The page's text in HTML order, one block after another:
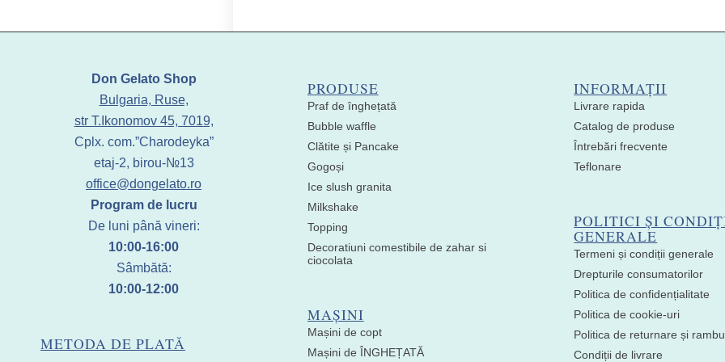
Don Gelato Shop
Bulgaria, Ruse,
str T.Ikonomov 45, 7019,
Cplx. com.”Charodeyka”
etaj-2, birou-№13
office@dongelato.ro
Program de lucru
De luni până vineri:
10:00-16:00
Sâmbătă:
10:00-12:00
METODA DE PLATĂ
PRODUSE
Praf de înghețată
Bubble waffle
Clătite și Pancake
Gogoși
Ice slush granita
Milkshake
Topping
Decoratiuni comestibile de zahar si
ciocolata
MAȘINI
Mașini de copt
Mașini de ÎNGHEȚATĂ
INFORMAȚII
Livrare rapida
Catalog de produse
Întrebări frecvente
Teflonare
POLITICI ȘI
GENERALE
Termeni și condiții generale
Drepturile consumatorilor
Politica de confidențialitate
Politica de cookie-uri
Politica de returnare și
Condiții de livrare